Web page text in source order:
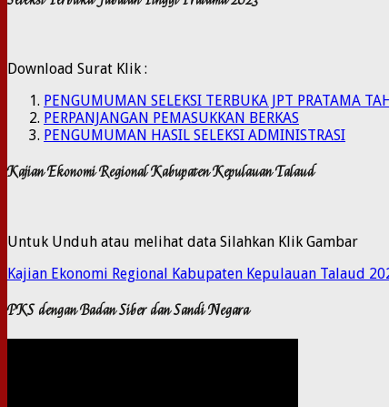
Download Surat Klik :
PENGUMUMAN SELEKSI TERBUKA JPT PRATAMA
PERPANJANGAN PEMASUKKAN BERKAS
PENGUMUMAN HASIL SELEKSI ADMINISTRASI
Kajian Ekonomi Regional Kabupaten Kepulauan Talaud
Untuk Unduh atau melihat data Silahkan Klik Gambar
Kajian Ekonomi Regional Kabupaten Kepulauan Talaud
PKS dengan Badan Siber dan Sandi Negara